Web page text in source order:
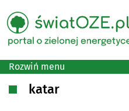
Rozwiń menu
katar